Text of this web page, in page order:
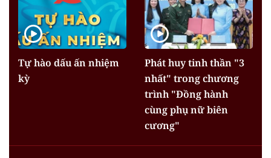
Tự hào dấu ấn nhiệm
kỳ
Phát huy tinh thần "3
nhất" trong chương
trình "Đồng hành
cùng phụ nữ biên
cương"